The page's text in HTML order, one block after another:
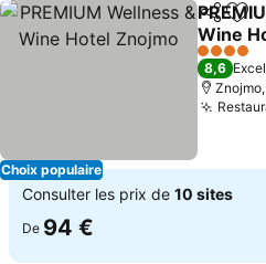
Choix populaire
Partager
Wine
4 Étoiles
8,6
Consulter les prix de 10 sites
De 94 €